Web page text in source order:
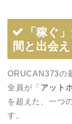
「稼ぐ
間と出会
ORUCAN373の
全員が「 アット
を超えた、一つ
す。